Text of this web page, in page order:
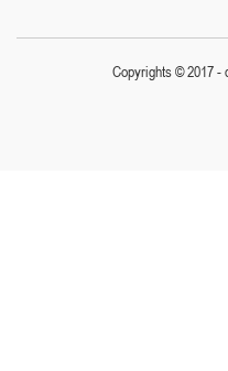
Copyrights © 2017 -